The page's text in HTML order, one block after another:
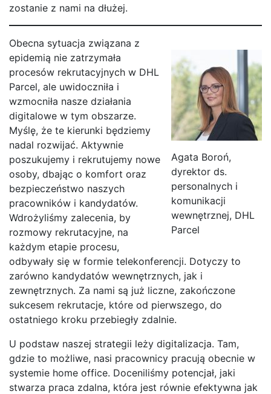
zostanie z nami na dłużej.
Agata Boroń,
dyrektor ds.
personalnych i
komunikacji
wewnętrznej, DHL
Parcel
Obecna sytuacja związana z
epidemią nie zatrzymała
procesów rekrutacyjnych w DHL
Parcel, ale uwidoczniła i
wzmocniła nasze działania
digitalowe w tym obszarze.
Myślę, że te kierunki będziemy
nadal rozwijać. Aktywnie
poszukujemy i rekrutujemy nowe
osoby, dbając o komfort oraz
bezpieczeństwo naszych
pracowników i kandydatów.
Wdrożyliśmy zalecenia, by
rozmowy rekrutacyjne, na
każdym etapie procesu,
odbywały się w formie telekonferencji. Dotyczy to
zarówno kandydatów wewnętrznych, jak i
zewnętrznych. Za nami są już liczne, zakończone
sukcesem rekrutacje, które od pierwszego, do
ostatniego kroku przebiegły zdalnie.
U podstaw naszej strategii leży digitalizacja. Tam,
gdzie to możliwe, nasi pracownicy pracują obecnie w
systemie home office. Doceniliśmy potencjał, jaki
stwarza praca zdalna, która jest równie efektywna jak